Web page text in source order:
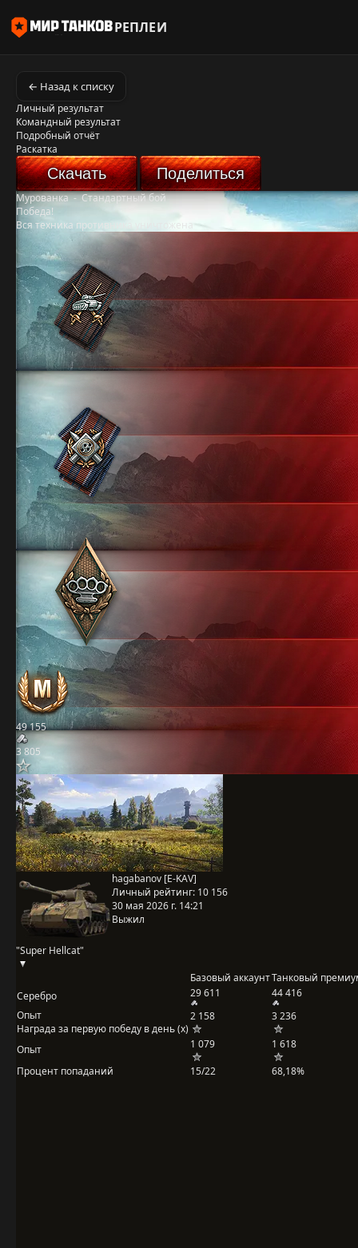
РЕПЛЕИ
← Назад к списку
Личный результат
Командный результат
Подробный отчёт
Раскатка
Скачать Поделиться
Мурованка-Стандартный бой
Победа!
Вся техника противника уничтожена
49 155
3 805
"Super Hellcat"
hagabanov [E-KAV]
Личный рейтинг: 10 156
30 мая 2026 г. 14:21
Выжил
Базовый аккаунтТанковый
Серебро
29 611
44 416
Опыт
Награда за первую победу в день (x)
2 158 3 236
Опыт 1 079
1 618
Процент попаданий
15/22 68,18%